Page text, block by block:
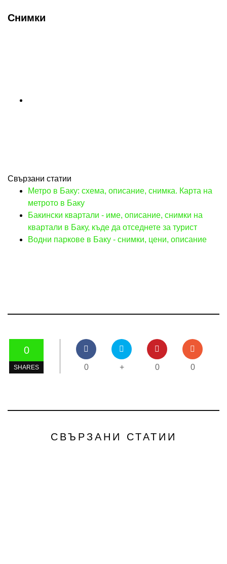
Снимки
Свързани статии
Метро в Баку: схема, описание, снимка. Карта на
метрото в Баку
Бакински квартали - име, описание, снимки на
квартали в Баку, къде да отседнете за турист
Водни паркове в Баку - снимки, цени, описание
0
SHARES 0 + 0 0
СВЪРЗАНИ СТАТИИ